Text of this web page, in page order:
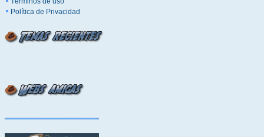
Política de Privacidad